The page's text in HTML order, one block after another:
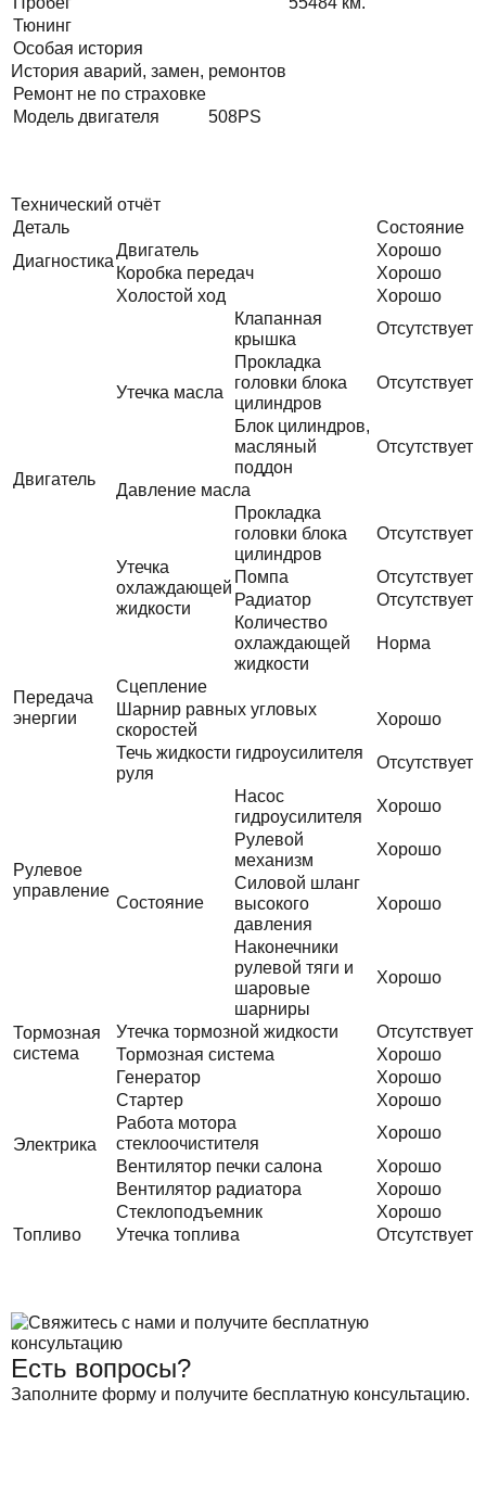
Тюнинг
Особая история
История аварий, замен, ремонтов
Ремонт не по страховке
Модель двигателя
508PS
Технический отчёт
Деталь
Состояние
Диагностика
Двигатель
Хорошо
Коробка передач
Хорошо
Двигатель
Холостой ход Хорошо
Утечка масла
Клапанная
крышка
Отсутствует
Прокладка
головки блока
цилиндров
Отсутствует
Блок цилиндров,
масляный
поддон
Отсутствует
Давление масла
Утечка
охлаждающей
жидкости
Прокладка
головки блока
цилиндров
Отсутствует
Помпа
Отсутствует
Радиатор
Отсутствует
Количество
охлаждающей
жидкости
Норма
Передача
энергии
Сцепление
Шарнир равных угловых
скоростей
Хорошо
Рулевое
управление
Течь жидкости гидроусилителя
руля
Отсутствует
Состояние
Насос
гидроусилителя
Хорошо
Рулевой
механизм
Хорошо
Силовой шланг
высокого
давления
Хорошо
Наконечники
рулевой тяги и
шаровые
шарниры
Хорошо
Тормозная
система
Утечка тормозной жидкости
Отсутствует
Тормозная система
Хорошо
Электрика
Генератор
Хорошо
Стартер
Хорошо
Работа мотора
стеклоочистителя
Хорошо
Вентилятор печки салона
Хорошо
Вентилятор радиатора
Хорошо
Стеклоподъемник
Хорошо
Топливо
Утечка топлива Отсутствует
Есть вопросы?
Заполните форму и получите бесплатную консультацию.